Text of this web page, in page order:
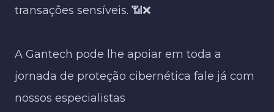
transações sensíveis. 📶❌​
A Gantech pode lhe apoiar em toda a
jornada de proteção cibernética fale já com
nossos especialistas